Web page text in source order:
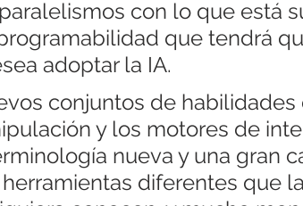
con lo que está
que tendrá
adoptar la IA.
conjuntos de habilidades
y los motores de
nueva y una gran
diferentes que